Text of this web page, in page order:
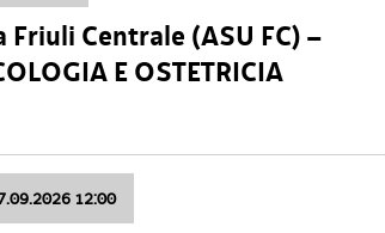
Centrale (ASU FC) –
E OSTETRICIA
12:00